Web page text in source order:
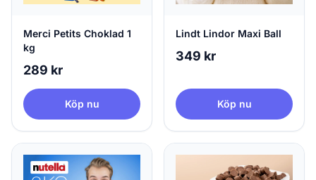
Merci Petits Choklad 1
kg
289 kr
Köp nu
Lindt Lindor Maxi Ball
349 kr
Köp nu